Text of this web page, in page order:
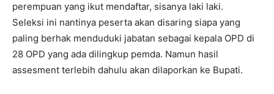
perempuan yang ikut mendaftar, sisanya laki laki.
Seleksi ini nantinya peserta akan disaring siapa yang
paling berhak menduduki jabatan sebagai kepala OPD di
28 OPD yang ada dilingkup pemda. Namun hasil
assesment terlebih dahulu akan dilaporkan ke Bupati.